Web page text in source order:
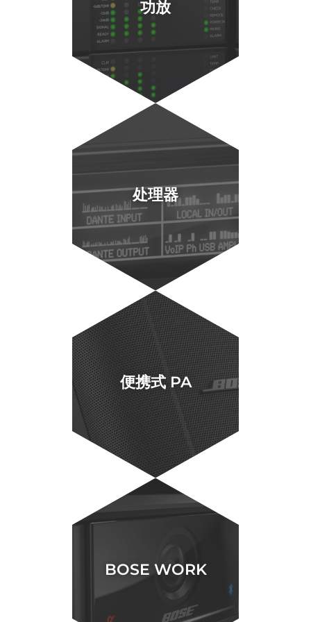
功放
处理器
便携式 PA
BOSE WORK